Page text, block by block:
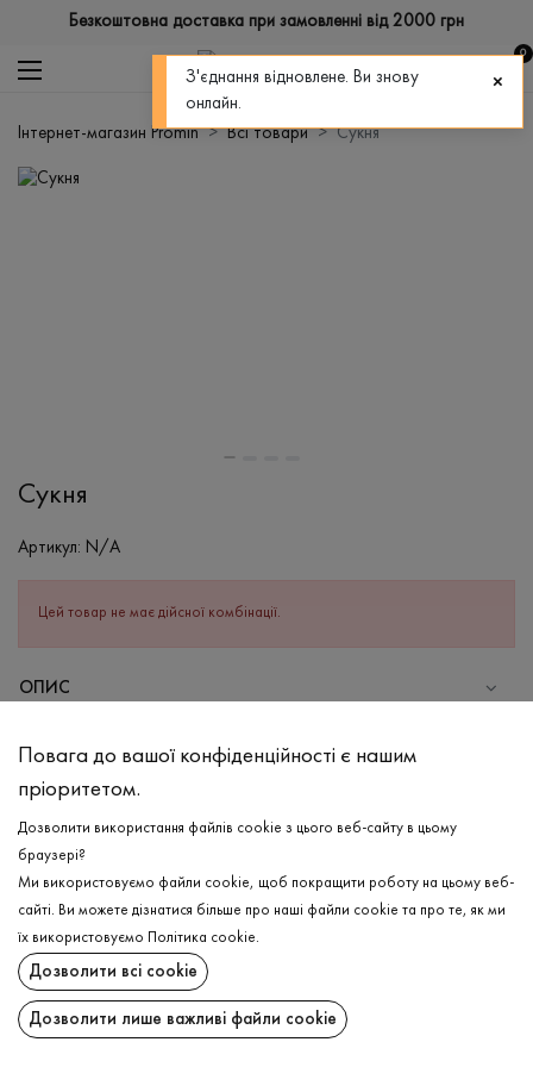
Безкоштовна доставка при замовленні від 2000 грн
0
Інтернет-магазин Promin Всі товари Сукня
Сукня
Артикул: N/A
Цей товар не має дійсної комбінації.
ОПИС
Бавовна - 95%, Еластан - 5%
Прання в холодній воді (до 30 ° C)
Відбілювання заборонено
Прасувати при середній температурі
Щадний віджим і сушка
Щадна хімчистка
ДОСТАВКА
ПОВЕРНЕННЯ
Повага до вашої конфіденційності є нашим
пріоритетом.
Дозволити використання файлів cookie з цього веб-сайту в цьому
браузері?
Ми використовуємо файли cookie, щоб покращити роботу на цьому веб-
сайті. Ви можете дізнатися більше про наші файли cookie та про те, як ми
їх використовуємо
Політика cookie.
Дозволити всі cookie
Дозволити лише важливі файли cookie
З'єднання відновлене. Ви знову
онлайн.